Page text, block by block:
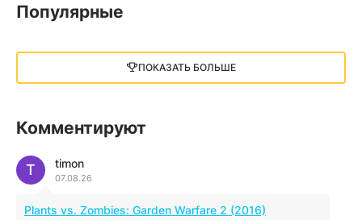
13 ГБ 2025
illWill
04.12.2025
MAFIA: THE OLD COUNTRY
Популярные
ПОКАЗАТЬ БОЛЬШЕ
Комментируют
timon
07.08.26
T
Plants vs. Zombies: Garden Warfare 2 (2016)